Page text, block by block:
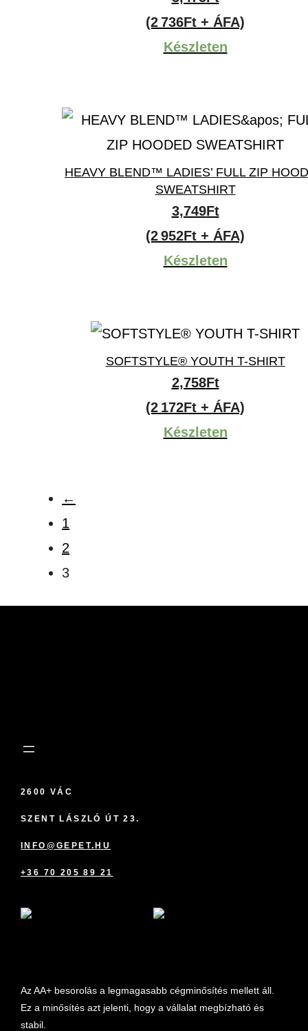
(2 736Ft + ÁFA)
Készleten
HEAVY BLEND™ LADIES’ FULL ZIP
SWEATSHIRT
3,749Ft
(2 952Ft + ÁFA)
Készleten
SOFTSTYLE® YOUTH T-SHIRT
2,758Ft
(2 172Ft + ÁFA)
Készleten
←
1
2
3
2600 VÁC
SZENT LÁSZLÓ ÚT 23.
INFO@GEPET.HU
+36 70 205 89 21
Az AA+ besorolás a legmagasabb cégminősítés mellett áll.
Ez a minősítés azt jelenti, hogy a vállalat megbízható és
stabil.